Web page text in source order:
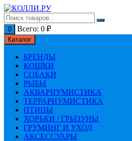
Перейти
к
содержимому
0 Всего: 0 ₽
Каталог
БРЕНДЫ
КОШКИ
СОБАКИ
РЫБЫ
АКВАРИУМИСТИКА
ТЕРРАРИУМИСТИКА
ПТИЦЫ
ХОРЬКИ / ГРЫЗУНЫ
ГРУМИНГ И УХОД
АКСЕССУАРЫ